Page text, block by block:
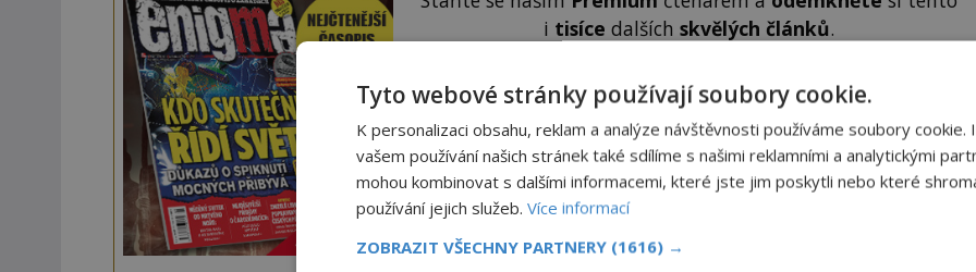
i tisíce dalšíchskvělých článků.
ODEMKNOUT ČLÁNEK
Tyto webové stránky používají soubory cookie.
K personalizaci obsahu, reklam a analýze návštěvnosti používáme soubory cookie.
vašem používání našich stránek také sdílíme s našimi reklamními a analytickými
mohou kombinovat s dalšími informacemi, které jste jim poskytli nebo které
používání jejich služeb. Více informací
ZOBRAZIT VŠECHNY PARTNERY (1616) →